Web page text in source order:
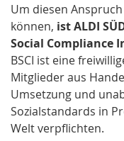
Um diesen
können, ist ALDI
Social Compliance
BSCI ist eine
Mitglieder aus
Umsetzung und
Sozialstandards in
Welt verpflichten.